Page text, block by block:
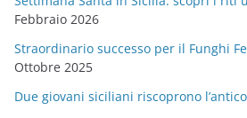
Febbraio 2026
Straordinario successo per il Funghi
Ottobre 2025
Due giovani siciliani riscoprono